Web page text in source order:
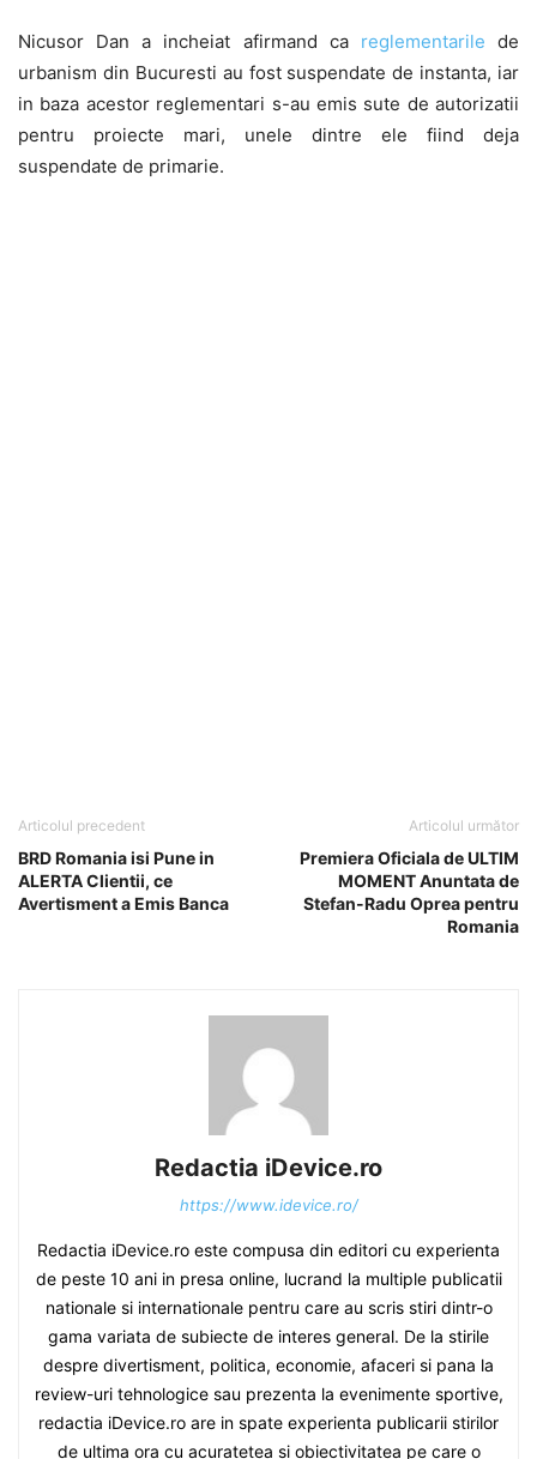
Nicusor Dan a incheiat afirmand ca reglementarile de
urbanism din Bucuresti au fost suspendate de instanta, iar
in baza acestor reglementari s-au emis sute de autorizatii
pentru proiecte mari, unele dintre ele fiind deja
suspendate de primarie.
Articolul precedent
BRD Romania isi Pune in
ALERTA Clientii, ce
Avertisment a Emis Banca
Articolul următor
Premiera Oficiala de ULTIM
MOMENT Anuntata de
Stefan-Radu Oprea pentru
Romania
Redactia iDevice.ro
https://www.idevice.ro/
Redactia iDevice.ro este compusa din editori cu experienta
de peste 10 ani in presa online, lucrand la multiple publicatii
nationale si internationale pentru care au scris stiri dintr-o
gama variata de subiecte de interes general. De la stirile
despre divertisment, politica, economie, afaceri si pana la
review-uri tehnologice sau prezenta la evenimente sportive,
redactia iDevice.ro are in spate experienta publicarii stirilor
de ultima ora cu acuratetea si obiectivitatea pe care o